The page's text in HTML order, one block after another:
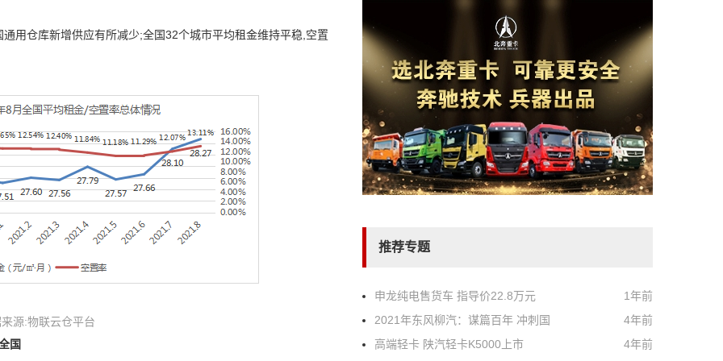
用仓库新增供应有所减少;全国32个城市平均租金维持平稳,空置
源:物联云仓平台
国
推荐专题
申龙纯电售货车 指导价22.8万元
1年前
2021年东风柳汽：谋篇百年 冲刺国
4年前
高端轻卡 陕汽轻卡K5000上市
4年前